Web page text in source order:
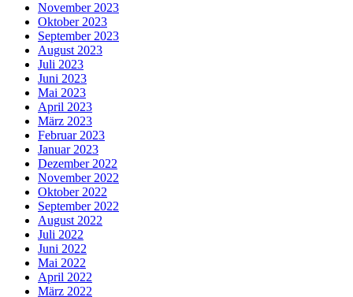
November 2023
Oktober 2023
September 2023
August 2023
Juli 2023
Juni 2023
Mai 2023
April 2023
März 2023
Februar 2023
Januar 2023
Dezember 2022
November 2022
Oktober 2022
September 2022
August 2022
Juli 2022
Juni 2022
Mai 2022
April 2022
März 2022